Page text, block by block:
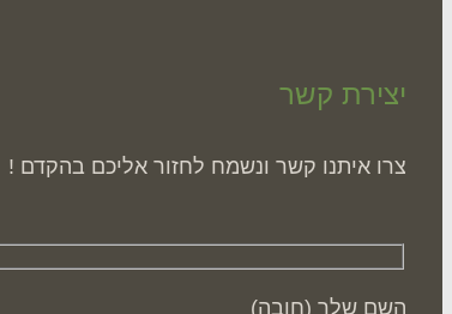
יצירת קשר
צרו איתנו קשר ונשמח לחזור אליכם בהקדם !
השם שלך (חובה)